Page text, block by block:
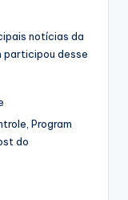
notícias da
participou desse
Program
do